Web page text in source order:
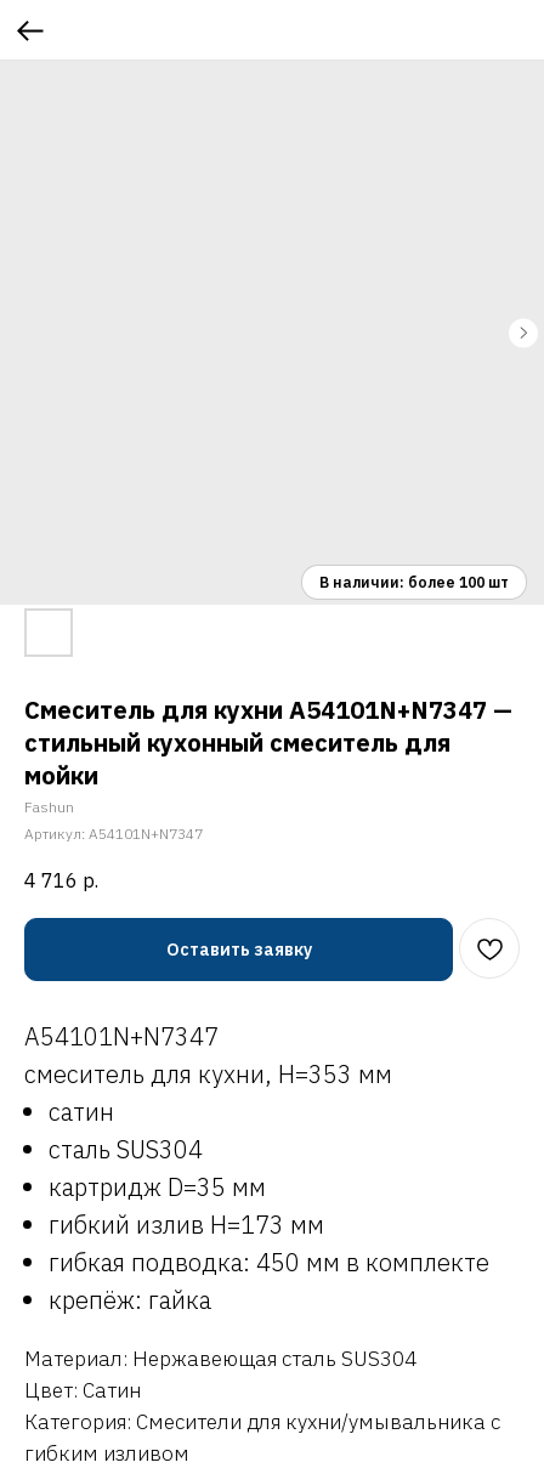
Смеситель для кухни A54101N+N7347 —
стильный кухонный смеситель для
мойки
Fashun
Артикул: A54101N+N7347
4 716 р.
Оставить заявку
A54101N+N7347
смеситель для кухни, H=353 мм
сатин
сталь SUS304
картридж D=35 мм
гибкий излив H=173 мм
гибкая подводка: 450 мм в комплекте
крепёж: гайка
Материал: Нержавеющая сталь SUS304
Цвет: Сатин
Категория: Смесители для кухни/умывальника с
гибким изливом